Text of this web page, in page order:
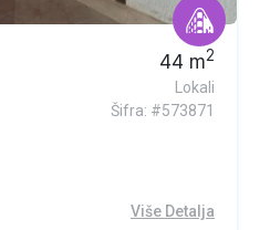
44 m2
Lokali
Šifra: #573871
Više Detalja